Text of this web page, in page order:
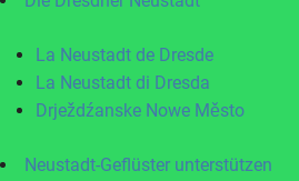
La Neustadt de Dresde
La Neustadt di Dresda
Drježdźanske Nowe Město
Neustadt-Geflüster unterstützen